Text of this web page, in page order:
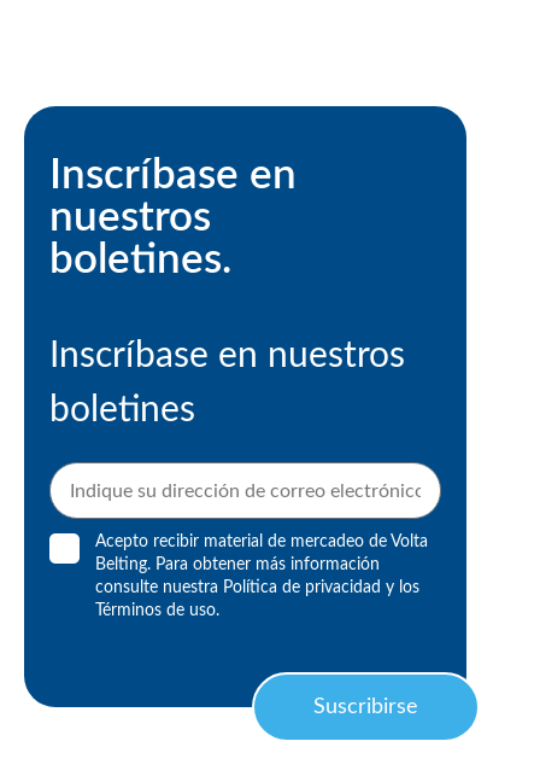
Inscríbase en
nuestros
boletines.
Inscríbase en nuestros
boletines
Acepto recibir material de mercadeo de Volta
Belting. Para obtener más información
consulte nuestra Política de privacidad y los
Términos de uso.
Suscribirse